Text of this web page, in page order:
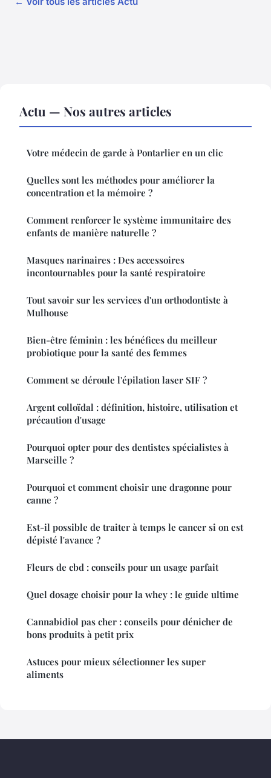
Actu — Nos autres articles
Votre médecin de garde à Pontarlier en un clic
Quelles sont les méthodes pour améliorer la
concentration et la mémoire ?
Comment renforcer le système immunitaire des
enfants de manière naturelle ?
Masques narinaires : Des accessoires
incontournables pour la santé respiratoire
Tout savoir sur les services d'un orthodontiste à
Mulhouse
Bien-être féminin : les bénéfices du meilleur
probiotique pour la santé des femmes
Comment se déroule l'épilation laser SIF ?
Argent colloïdal : définition, histoire, utilisation et
précaution d'usage
Pourquoi opter pour des dentistes spécialistes à
Marseille ?
Pourquoi et comment choisir une dragonne pour
canne ?
Est-il possible de traiter à temps le cancer si on est
dépisté l'avance ?
Fleurs de cbd : conseils pour un usage parfait
Quel dosage choisir pour la whey : le guide ultime
Cannabidiol pas cher : conseils pour dénicher de
bons produits à petit prix
Astuces pour mieux sélectionner les super
aliments